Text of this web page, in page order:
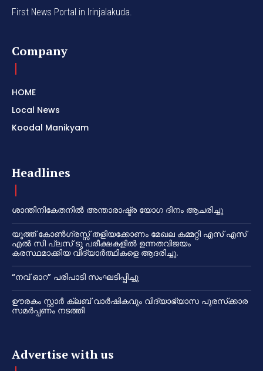
First News Portal in Irinjalakuda.
Company
HOME
Local News
Koodal Manikyam
Headlines
ശാന്തിനികേതനിൽ അന്താരാഷ്ട്ര യോഗ ദിനം ആചരിച്ചു
യൂത്ത് കോൺഗ്രസ്സ് തളിയക്കോണം മേഖല കമ്മറ്റി എസ് എസ്
എൽ സി പ്ലസ് ടു പരീക്ഷകളിൽ ഉന്നതവിജയം
കരസ്ഥമാക്കിയ വിദ്യാർത്ഥികളെ ആദരിച്ചു.
“നവ് ഓറ” പരിപാടി സംഘടിപ്പിച്ചു
ഊരകം സ്റ്റാർ ക്ലബ് വാർഷികവും വിദ്യാഭ്യാസ പുരസ്‌ക്കാര
സമർപ്പണം നടത്തി
Advertise with us